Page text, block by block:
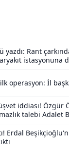
yazdı: Rant
istasyonuna
operasyon: İl
iddiası! Özgür
talebi Adalet
Erdal